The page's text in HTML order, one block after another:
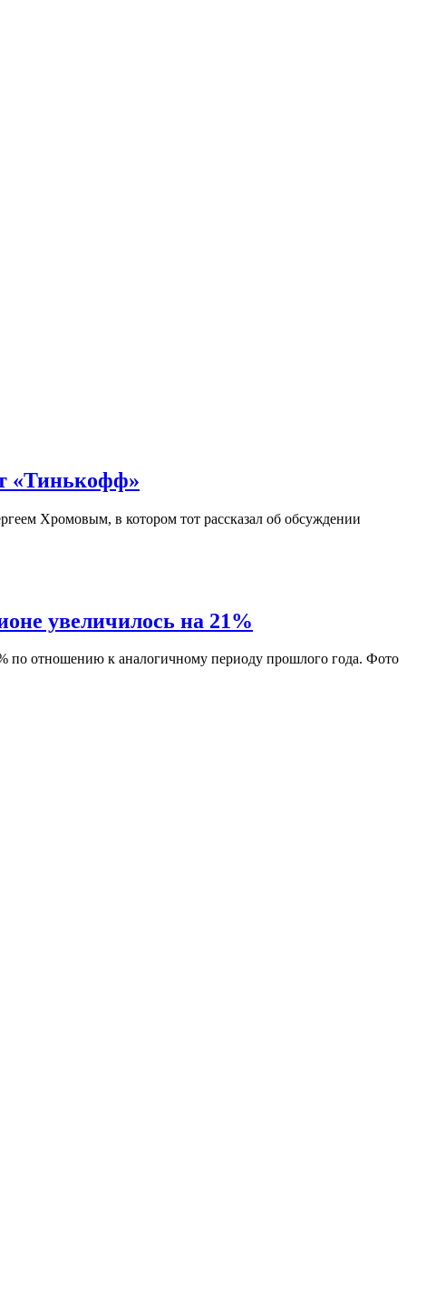
«Тинькофф»
Хромовым, в котором тот рассказал об обсуждении
увеличилось на 21%
по отношению к аналогичному периоду прошлого года. Фото